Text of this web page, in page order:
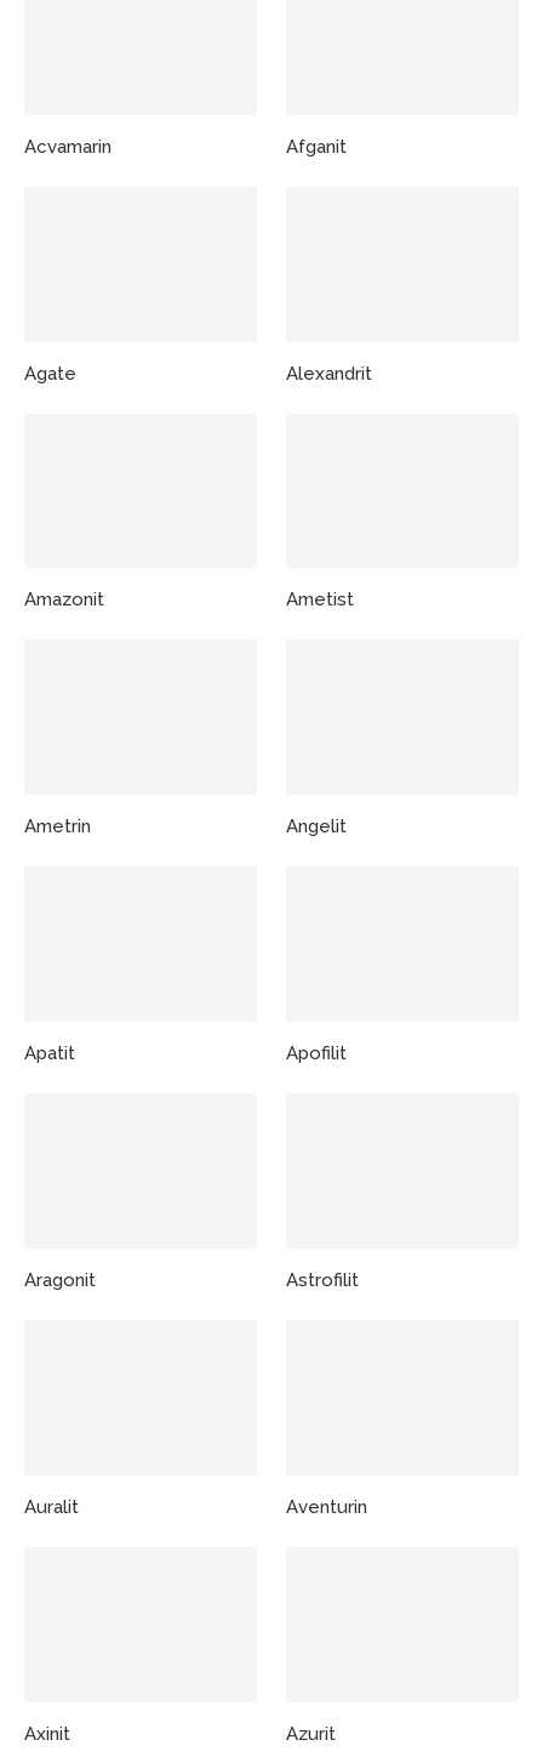
Acvamarin Afganit
Agate Alexandrit
Amazonit Ametist
Ametrin Angelit
Apatit Apofilit
Aragonit Astrofilit
Auralit Aventurin
Axinit Azurit